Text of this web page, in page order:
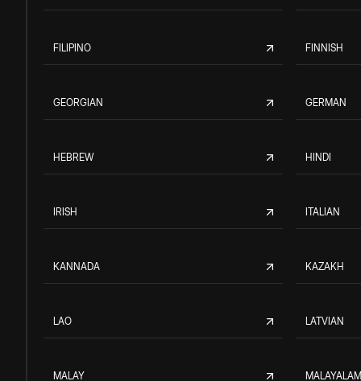
FILIPINO FINNISH
GEORGIAN GERMAN
HEBREW HINDI
IRISH ITALIAN
KANNADA KAZAKH
LAO LATVIAN
MALAY MALAYALAM